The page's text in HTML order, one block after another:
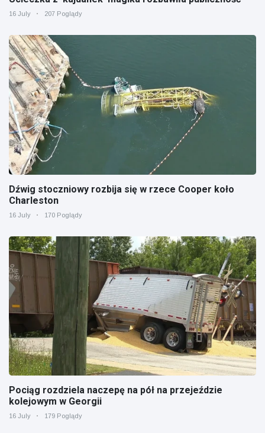
16 July 207 Poglądy
Dźwig stoczniowy rozbija się w rzece Cooper koło
Charleston
16 July 170 Poglądy
Pociąg rozdziela naczepę na pół na przejeździe
kolejowym w Georgii
16 July 179 Poglądy